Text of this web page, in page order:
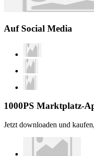
Auf Social Media
1000PS Marktplatz-
Jetzt downloaden und